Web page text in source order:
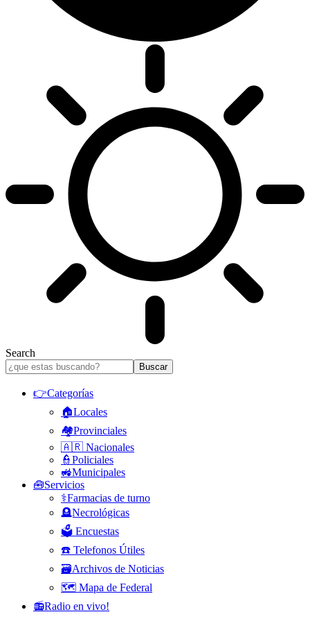
Search
👉Categorías
🏠Locales
🏘️Provinciales
🇦🇷 Nacionales
👮Policiales
🚜Municipales
🧰Servicios
⚕️Farmacias de turno
🪦Necrológicas
🗳️ Encuestas
☎️ Telefonos Útiles
🗃️Archivos de Noticias
🗺️ Mapa de Federal
📻Radio en vivo!